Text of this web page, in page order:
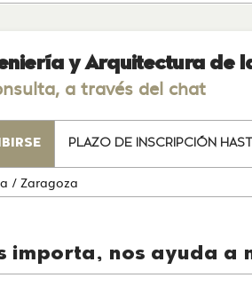
y Arquitectura de
a través del chat
PLAZO DE INSCRIPCIÓN
/ Zaragoza
importa, nos ayuda a